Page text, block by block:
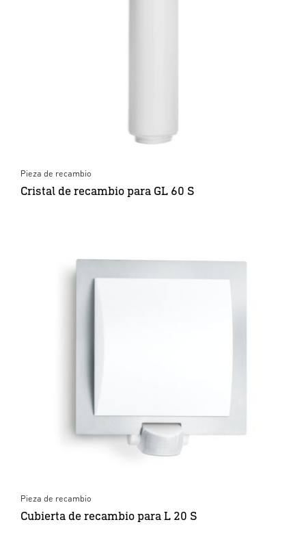
Pieza de recambio
Cristal de recambio para GL 60 S
Pieza de recambio
Cubierta de recambio para L 20 S